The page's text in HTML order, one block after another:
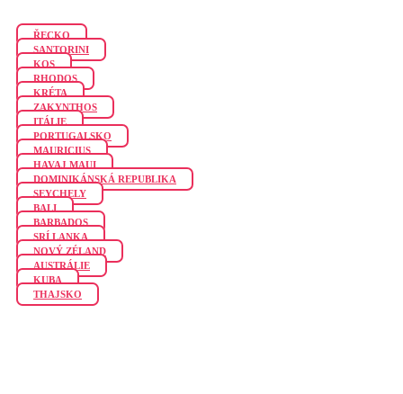
ŘECKO
SANTORINI
KOS
RHODOS
KRÉTA
ZAKYNTHOS
ITÁLIE
PORTUGALSKO
MAURICIUS
HAVAJ MAUI
DOMINIKÁNSKÁ REPUBLIKA
SEYCHELY
BALI
BARBADOS
SRÍ LANKA
NOVÝ ZÉLAND
AUSTRÁLIE
KUBA
THAJSKO